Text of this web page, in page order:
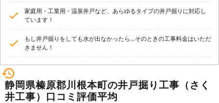
家庭用・工業用・温泉井戸など、あらゆるタイプの井戸掘りに対応し
ています！
もし井戸掘りをしても水が出なかったら…そのときの工事料金はいただ
きません！
静岡県榛原郡川根本町の井戸掘り工事（さく
井工事）口コミ評価平均